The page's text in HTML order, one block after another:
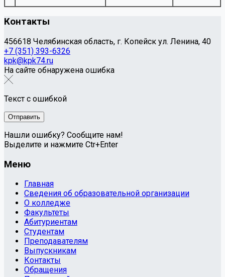
Контакты
456618 Челябинская область, г. Копейск ул. Ленина, 40
+7 (351) 393-6326
kpk@kpk74.ru
На сайте обнаружена ошибка
Текст с ошибкой
Нашли ошибку? Сообщите нам!
Выделите и нажмите Ctr+Enter
Меню
Главная
Сведения об образовательной организации
О колледже
Факультеты
Абитуриентам
Студентам
Преподавателям
Выпускникам
Контакты
Обращения